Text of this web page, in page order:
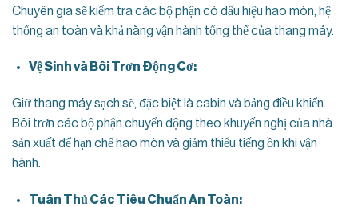
Chuyên gia sẽ kiểm tra các bộ phận có dấu hiệu hao mòn, hệ
thống an toàn và khả năng vận hành tổng thể của thang máy.
Vệ Sinh và Bôi Trơn Động Cơ:
Giữ thang máy sạch sẽ, đặc biệt là cabin và bảng điều khiển.
Bôi trơn các bộ phận chuyển động theo khuyến nghị của nhà
sản xuất để hạn chế hao mòn và giảm thiểu tiếng ồn khi vận
hành.
Tuân Thủ Các Tiêu Chuẩn An Toàn: